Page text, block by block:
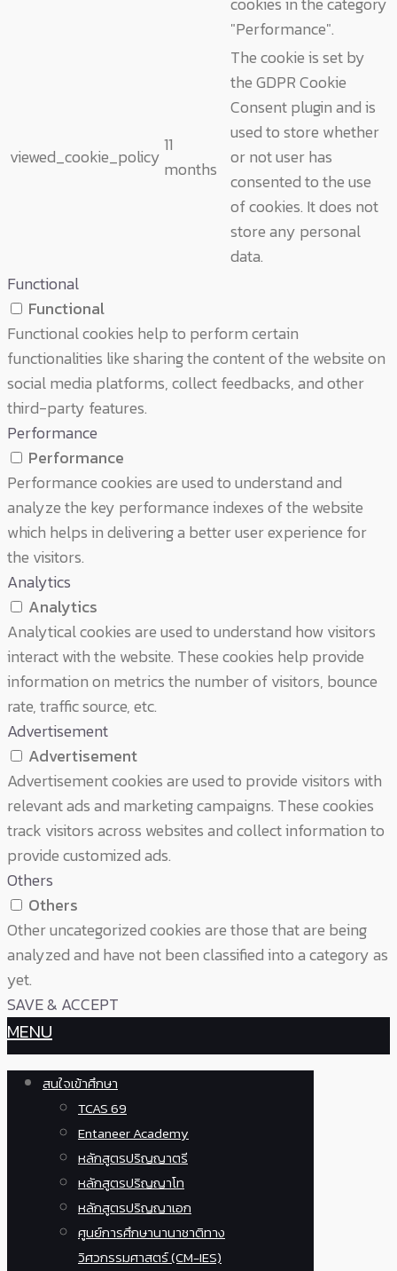
"Performance".
viewed_cookie_policy
11
months
The cookie is set by
the GDPR Cookie
Consent plugin and is
used to store whether
or not user has
consented to the use
of cookies. It does not
store any personal
data.
Functional
Functional
Functional cookies help to perform certain
functionalities like sharing the content of the website on
social media platforms, collect feedbacks, and other
third-party features.
Performance
Performance
Performance cookies are used to understand and
analyze the key performance indexes of the website
which helps in delivering a better user experience for
the visitors.
Analytics
Analytics
Analytical cookies are used to understand how visitors
interact with the website. These cookies help provide
information on metrics the number of visitors, bounce
rate, traffic source, etc.
Advertisement
Advertisement
Advertisement cookies are used to provide visitors with
relevant ads and marketing campaigns. These cookies
track visitors across websites and collect information to
provide customized ads.
Others
Others
Other uncategorized cookies are those that are being
analyzed and have not been classified into a category as
yet.
SAVE & ACCEPT
MENU
สนใจเข้าศึกษา
TCAS 69
Entaneer Academy
หลักสูตรปริญญาตรี
หลักสูตรปริญญาโท
หลักสูตรปริญญาเอก
ศูนย์การศึกษานานาชาติทาง
วิศวกรรมศาสตร์ (CM-IES)